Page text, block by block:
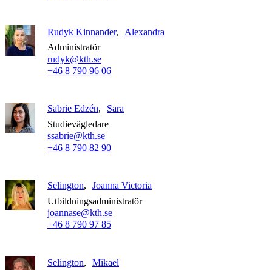
Rudyk Kinnander
Alexandra
Administratör
rudyk@kth.se
+46 8 790 96 06
Sabrie Edzén
Sara
Studievägledare
ssabrie@kth.se
+46 8 790 82 90
Selington
Joanna Victoria
Utbildningsadministratör
joannase@kth.se
+46 8 790 97 85
Selington
Mikael